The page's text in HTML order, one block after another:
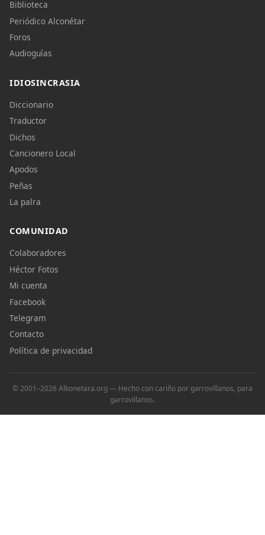
Biblioteca
Periódico Alconétar
Foros
Audioguías
IDIOSINCRASIA
Diccionario
Traductor
Dichos
Cancionero Local
Apodos
Peñas
La palra
COMUNIDAD
Colaboradores
Héctor Fotos
Mi cuenta
Facebook
Telegram
Contacto
Política de privacidad
© 2001–2026 Alkonetara.org — Hecho con cariño por garrovillanos, para
garrovillanos.